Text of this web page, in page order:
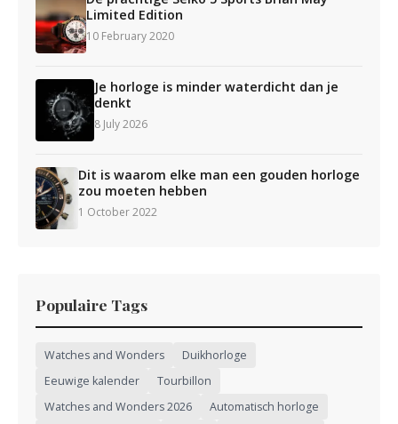
Limited Edition
10 February 2020
Je horloge is minder waterdicht dan je
denkt
8 July 2026
Dit is waarom elke man een gouden horloge
zou moeten hebben
1 October 2022
Populaire Tags
Watches and Wonders
Duikhorloge
Eeuwige kalender
Tourbillon
Watches and Wonders 2026
Automatisch horloge